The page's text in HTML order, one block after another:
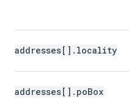
addresses[].locality
addresses[].poBox